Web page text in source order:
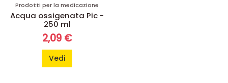
Prodotti per la medicazione
Acqua ossigenata Pic -
250 ml
2,09 €
Vedi